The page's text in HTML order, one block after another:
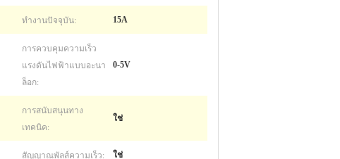
ทำงานปัจจุบัน: 15A
การควบคุมความเร็ว
แรงดันไฟฟ้าแบบอะนา
ล็อก:
0-5V
การสนับสนุนทาง
เทคนิค:
ใช่
สัญญาณพัลส์ความเร็ว: ใช่